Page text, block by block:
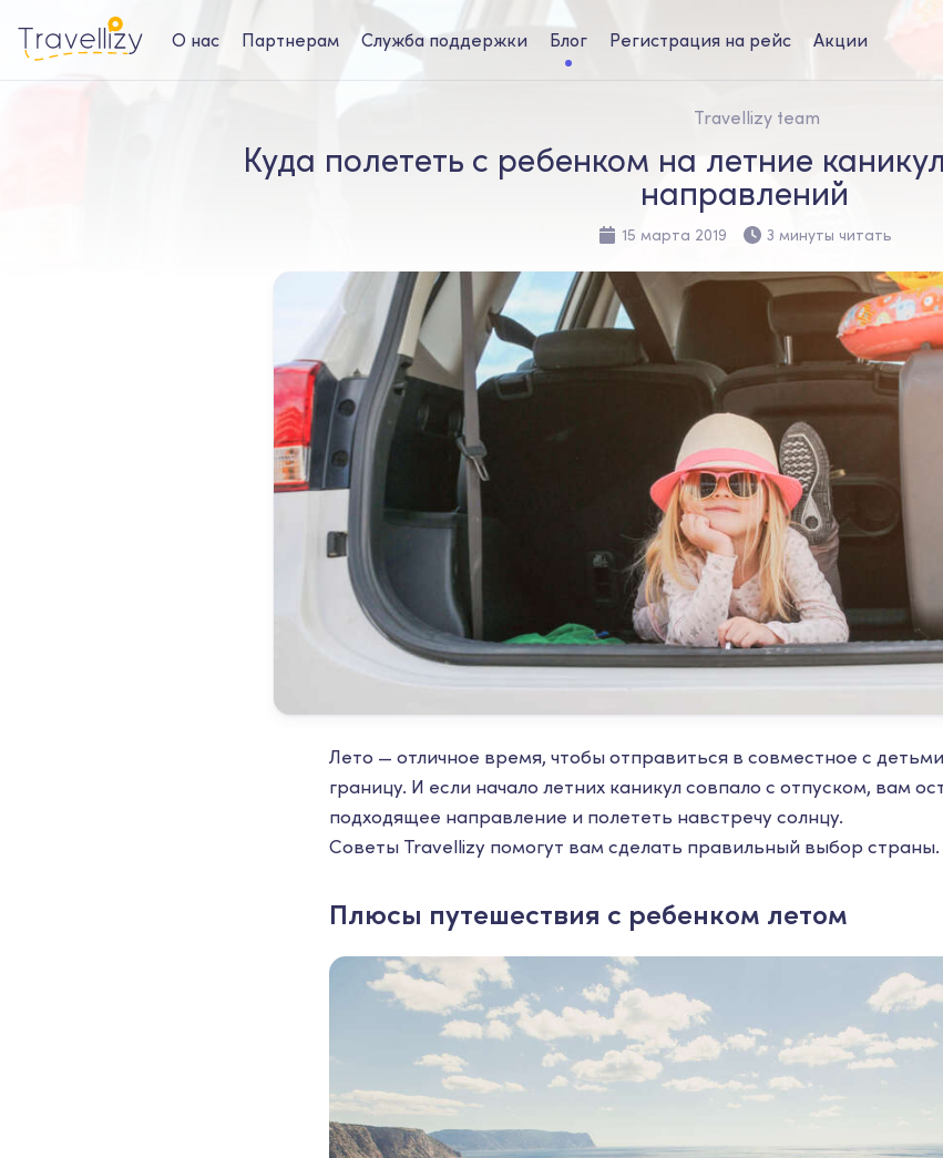
О нас Партнерам Служба поддержки Блог Регистрация на рейс Акции
Travellizy team
Куда полететь с ребенком на летние
направлений
15 марта 2019 3 минуты читать
Лето — отличное время, чтобы отправиться в совместное с
границу. И если начало летних каникул совпало с отпуском, вам
подходящее направление и полететь навстречу солнцу.
Советы Travellizy помогут вам сделать правильный выбор страны.
Плюсы путешествия с ребенком летом